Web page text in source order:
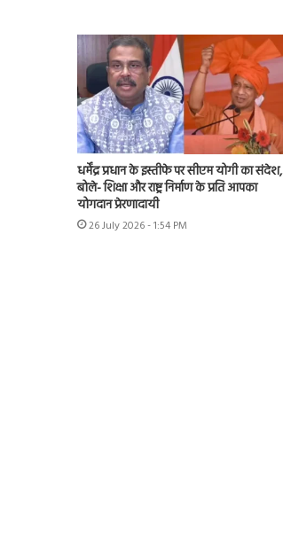
धर्मेंद्र प्रधान के इस्तीफे पर सीएम योगी का संदेश,
बोले- शिक्षा और राष्ट्र निर्माण के प्रति आपका
योगदान प्रेरणादायी
26 July 2026 - 1:54 PM